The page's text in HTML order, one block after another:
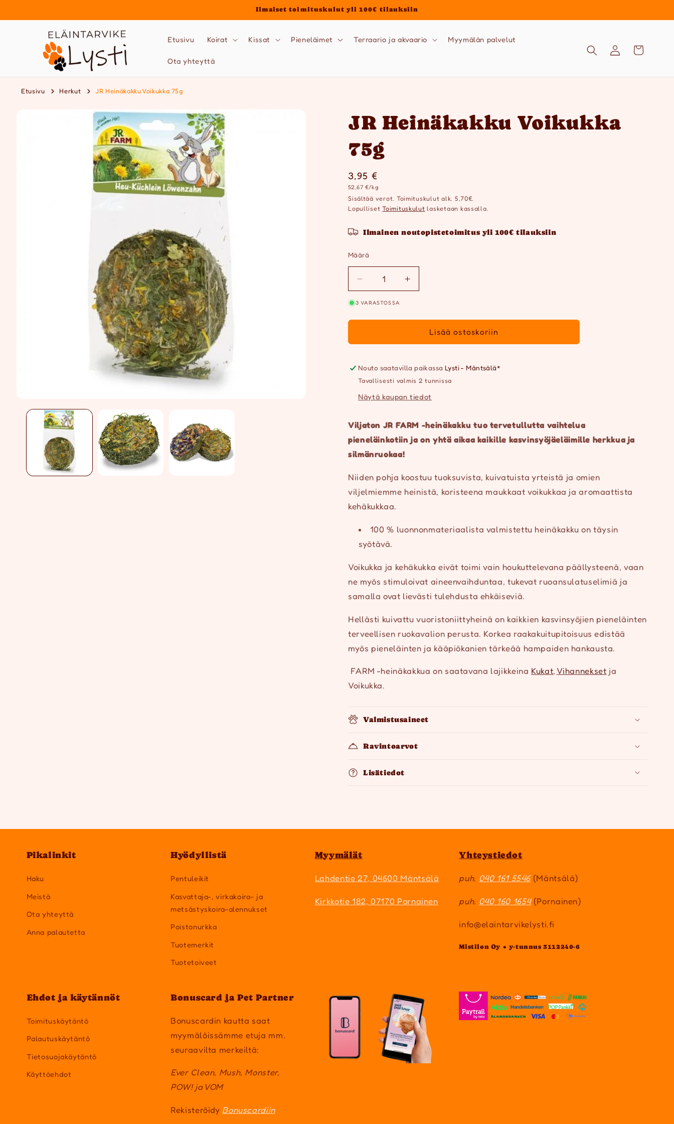
sisältöön
Ilmaiset toimituskulut yli 100€ tilauksiin
Etusivu Koirat Kissat Pieneläimet Terraario ja akvaario Myymälän palvelut
Ota yhteyttä
Kirjaudu
sisään
Ostoskori
Etusivu Herkut JR Heinäkakku Voikukka 75g
JR Heinäkakku Voikukka
75g
Normaalihinta
3,95 €
Yksikköhinta
52,67 €/kg
Sisältää verot. Toimituskulut alk. 5,70€.
LopullisetToimituskulut lasketaan kassalla.
Ilmainen noutopistetoimitus yli 100€ tilauksiin
Määrä
Määrä
Vähennä
tuotteen
JR
Lisää
tuotteen
Voikukka
3 VARASTOSSA
Lisää ostoskoriin
Nouto saatavilla paikassa Lysti - Mäntsälä*
Tavallisesti valmis 2 tunnissa
Näytä kaupan tiedot
Viljaton JR FARM -heinäkakku tuo tervetullutta vaihtelua
pieneläinkotiin ja on yhtä aikaa kaikille kasvinsyöjäeläimille herkkua ja
silmänruokaa!
Niiden pohja koostuu tuoksuvista, kuivatuista yrteistä ja omien
viljelmiemme heinistä, koristeena maukkaat voikukkaa ja aromaattista
kehäkukkaa.
100 % luonnonmateriaalista valmistettu heinäkakku on täysin
syötävä.
Voikukka ja kehäkukka eivät toimi vain houkuttelevana päällysteenä, vaan
ne myös stimuloivat aineenvaihduntaa, tukevat ruoansulatuselimiä ja
samalla ovat lievästi tulehdusta ehkäiseviä.
Hellästi kuivattu vuoristoniittyheinä on kaikkien kasvinsyöjien pieneläinten
terveellisen ruokavalion perusta. Korkea raakakuitupitoisuus edistää
myös pieneläinten ja kääpiökanien tärkeää hampaiden hankausta.
FARM -heinäkakkua on saatavana lajikkeina Kukat, Vihannekset ja
Voikukka.
Valmistusaineet
Ravintoarvot
Lisätiedot
Pikalinkit
Haku
Meistä
Ota yhteyttä
Anna palautetta
Hyödyllistä
Pentuleikit
Kasvattaja-, virkakoira- ja
metsästyskoira-alennukset
Poistonurkka
Tuotemerkit
Tuotetoiveet
Myymälät
Lahdentie 27, 04600 Mäntsälä
Kirkkotie 182, 07170 Pornainen
Yhteystiedot
puh. 040 161 5546(Mäntsälä)
puh. 040 160 1654(Pornainen)
info@elaintarvikelysti.fi
Mistilon Oy • y-tunnus 3112240-6
Ehdot ja käytännöt
Toimituskäytäntö
Palautuskäytäntö
Tietosuojakäytäntö
Käyttöehdot
Bonuscard ja Pet Partner
Bonuscardin kautta saat
myymälöissämme etuja mm.
seuraavilta merkeiltä:
Ever Clean, Mush, Monster,
POW! ja VOM
Rekisteröidy Bonuscardiin